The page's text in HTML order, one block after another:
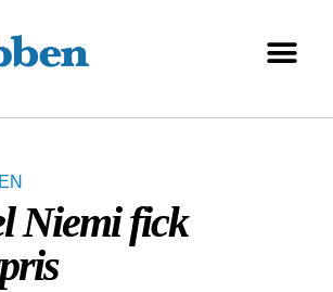
Niemi fick